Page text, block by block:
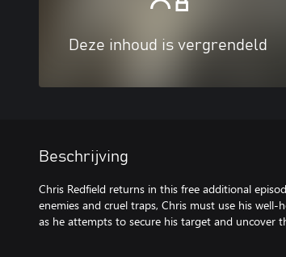
Deze inhoud is vergrendeld
Beschrijving
Chris Redfield returns in this free additional
enemies and cruel traps, Chris must use his
as he attempts to secure his target and uncover